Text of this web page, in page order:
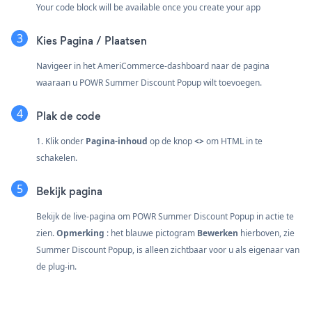
Your code block will be available once you create your app
Kies Pagina / Plaatsen
Navigeer in het AmeriCommerce-dashboard naar de pagina
waaraan u POWR Summer Discount Popup wilt toevoegen.
Plak de code
1. Klik onder Pagina-inhoud op de knop<>om HTML in te
schakelen.
Bekijk pagina
Bekijk de live-pagina om POWR Summer Discount Popup in actie te
zien.Opmerking : het blauwe pictogram Bewerken hierboven, zie
Summer Discount Popup, is alleen zichtbaar voor u als eigenaar van
de plug-in.